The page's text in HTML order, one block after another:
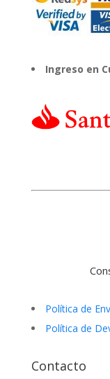
Ingreso en
Política de
Política de
Contacto